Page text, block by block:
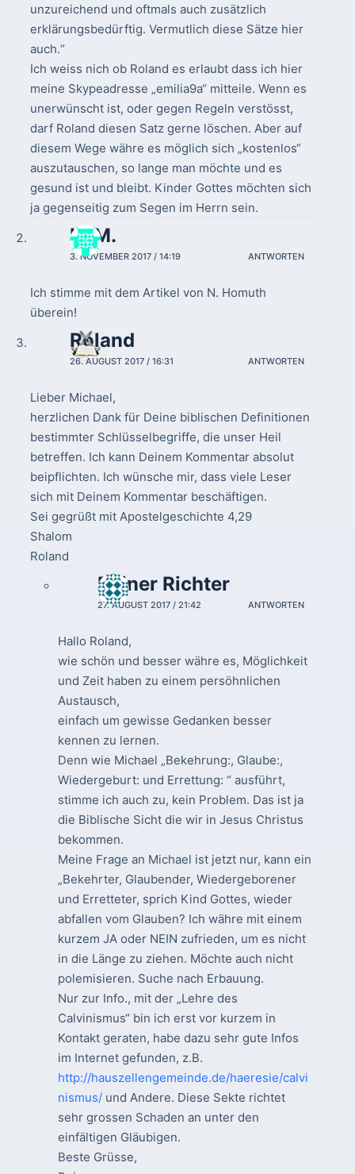
unzureichend und oftmals auch zusätzlich
erklärungsbedürftig. Vermutlich diese Sätze hier
auch.“
Ich weiss nich ob Roland es erlaubt dass ich hier
meine Skypeadresse „emilia9a“ mitteile. Wenn es
unerwünscht ist, oder gegen Regeln verstösst,
darf Roland diesen Satz gerne löschen. Aber auf
diesem Wege währe es möglich sich „kostenlos“
auszutauschen, so lange man möchte und es
gesund ist und bleibt. Kinder Gottes möchten sich
ja gegenseitig zum Segen im Herrn sein.
H. M.
3. NOVEMBER 2017 / 14:19 ANTWORTEN
Ich stimme mit dem Artikel von N. Homuth
überein!
Roland
26. AUGUST 2017 / 16:31 ANTWORTEN
Lieber Michael,
herzlichen Dank für Deine biblischen Definitionen
bestimmter Schlüsselbegriffe, die unser Heil
betreffen. Ich kann Deinem Kommentar absolut
beipflichten. Ich wünsche mir, dass viele Leser
sich mit Deinem Kommentar beschäftigen.
Sei gegrüßt mit Apostelgeschichte 4,29
Shalom
Roland
Reiner Richter
27. AUGUST 2017 / 21:42 ANTWORTEN
Hallo Roland,
wie schön und besser währe es, Möglichkeit
und Zeit haben zu einem persöhnlichen
Austausch,
einfach um gewisse Gedanken besser
kennen zu lernen.
Denn wie Michael „Bekehrung:, Glaube:,
Wiedergeburt: und Errettung: “ ausführt,
stimme ich auch zu, kein Problem. Das ist ja
die Biblische Sicht die wir in Jesus Christus
bekommen.
Meine Frage an Michael ist jetzt nur, kann ein
„Bekehrter, Glaubender, Wiedergeborener
und Erretteter, sprich Kind Gottes, wieder
abfallen vom Glauben? Ich währe mit einem
kurzem JA oder NEIN zufrieden, um es nicht
in die Länge zu ziehen. Möchte auch nicht
polemisieren. Suche nach Erbauung.
Nur zur Info., mit der „Lehre des
Calvinismus“ bin ich erst vor kurzem in
Kontakt geraten, habe dazu sehr gute Infos
im Internet gefunden, z.B.
http://hauszellengemeinde.de/haeresie/calvi
nismus/und Andere. Diese Sekte richtet
sehr grossen Schaden an unter den
einfältigen Gläubigen.
Beste Grüsse,